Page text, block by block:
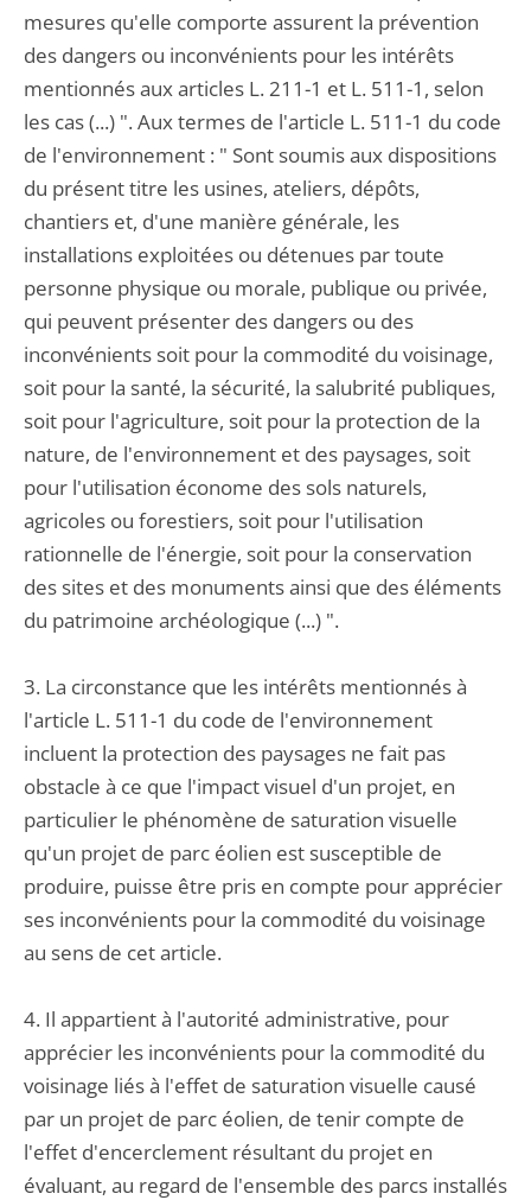
mesures qu'elle comporte assurent la prévention
des dangers ou inconvénients pour les intérêts
mentionnés aux articles L. 211-1 et L. 511-1, selon
les cas (...) ". Aux termes de l'article L. 511-1 du code
de l'environnement : " Sont soumis aux dispositions
du présent titre les usines, ateliers, dépôts,
chantiers et, d'une manière générale, les
installations exploitées ou détenues par toute
personne physique ou morale, publique ou privée,
qui peuvent présenter des dangers ou des
inconvénients soit pour la commodité du voisinage,
soit pour la santé, la sécurité, la salubrité publiques,
soit pour l'agriculture, soit pour la protection de la
nature, de l'environnement et des paysages, soit
pour l'utilisation économe des sols naturels,
agricoles ou forestiers, soit pour l'utilisation
rationnelle de l'énergie, soit pour la conservation
des sites et des monuments ainsi que des éléments
du patrimoine archéologique (...) ".
3. La circonstance que les intérêts mentionnés à
l'article L. 511-1 du code de l'environnement
incluent la protection des paysages ne fait pas
obstacle à ce que l'impact visuel d'un projet, en
particulier le phénomène de saturation visuelle
qu'un projet de parc éolien est susceptible de
produire, puisse être pris en compte pour apprécier
ses inconvénients pour la commodité du voisinage
au sens de cet article.
4. Il appartient à l'autorité administrative, pour
apprécier les inconvénients pour la commodité du
voisinage liés à l'effet de saturation visuelle causé
par un projet de parc éolien, de tenir compte de
l'effet d'encerclement résultant du projet en
évaluant, au regard de l'ensemble des parcs installés